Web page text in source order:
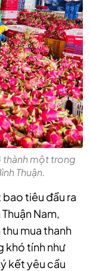
thành một trong
Thuận.
tiêu đầu ra
Nam,
mua thanh
khó tính như
kết yêu cầu